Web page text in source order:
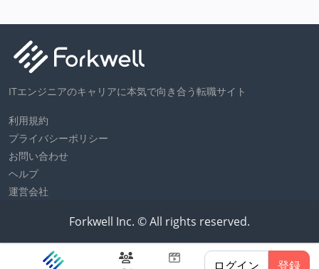
ログイン 登録
ITエンジニアのキャリアに本気で向き合う転職サイト
利用規約
プライバシーポリシー
お問い合わせ
ヘルプ
運営会社
Forkwell Inc. © All rights reserved.